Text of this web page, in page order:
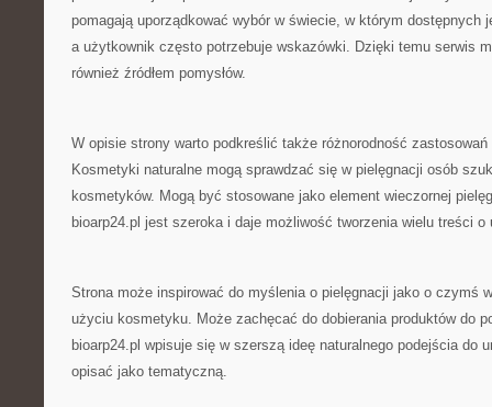
pomagają uporządkować wybór w świecie, w którym dostępnych
a użytkownik często potrzebuje wskazówki. Dzięki temu serwis
również źródłem pomysłów.
W opisie strony warto podkreślić także różnorodność
Kosmetyki naturalne mogą sprawdzać się w pielęgnacji osób
kosmetyków. Mogą być stosowane jako element wieczornej
bioarp24.pl jest szeroka i daje możliwość tworzenia wielu treści o
Strona może inspirować do myślenia o pielęgnacji jako o czymś
użyciu kosmetyku. Może zachęcać do dobierania produktów do
bioarp24.pl wpisuje się w szerszą ideę naturalnego podejścia do
opisać jako tematyczną.